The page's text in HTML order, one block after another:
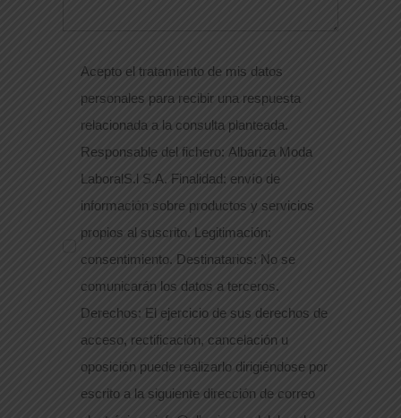
Acepto el tratamiento de mis datos
personales para recibir una respuesta
relacionada a la consulta planteada.
Responsable del fichero: Albariza Moda
LaboralS.l S.A. Finalidad: envío de
información sobre productos y servicios
propios al suscrito. Legitimación:
consentimiento. Destinatarios: No se
comunicarán los datos a terceros.
Derechos: El ejercicio de sus derechos de
acceso, rectificación, cancelación u
oposición puede realizarlo dirigiéndose por
escrito a la siguiente dirección de correo